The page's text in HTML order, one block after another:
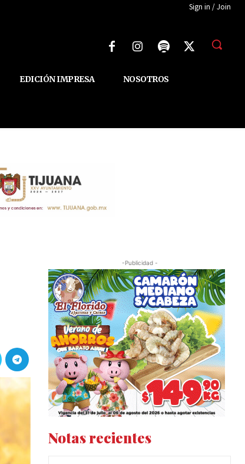
Sign in / Join
EDICIÓN IMPRESA NOSOTROS
-Publicidad -
Notas recientes